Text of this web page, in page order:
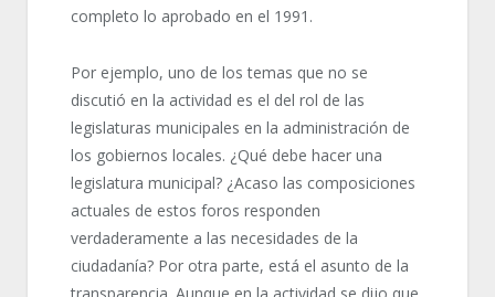
completo lo aprobado en el 1991.
Por ejemplo, uno de los temas que no se
discutió en la actividad es el del rol de las
legislaturas municipales en la administración de
los gobiernos locales. ¿Qué debe hacer una
legislatura municipal? ¿Acaso las composiciones
actuales de estos foros responden
verdaderamente a las necesidades de la
ciudadanía? Por otra parte, está el asunto de la